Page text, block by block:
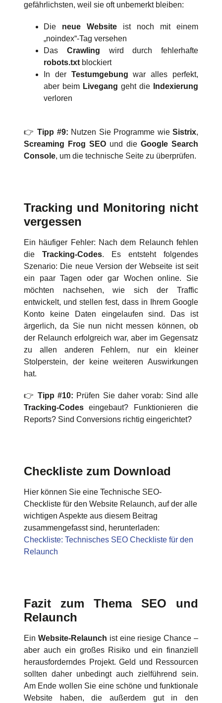
gefährlichsten, weil sie oft unbemerkt bleiben:
Die neue Website ist noch mit einem
„noindex“-Tag versehen
Das Crawling wird durch fehlerhafte
robots.txtblockiert
In der Testumgebung war alles perfekt,
aber beim Livegang geht die
Indexierung
verloren
👉 Tipp #9: Nutzen Sie Programme wie Sistrix,
Screaming Frog SEO und die Google Search
Console, um die technische Seite zu überprüfen.
Tracking und Monitoring nicht
vergessen
Ein häufiger Fehler: Nach dem Relaunch fehlen
die Tracking-Codes. Es entsteht folgendes
Szenario: Die neue Version der Webseite ist seit
ein paar Tagen oder gar Wochen online. Sie
möchten nachsehen, wie sich der Traffic
entwickelt, und stellen fest, dass in Ihrem Google
Konto keine Daten eingelaufen sind. Das ist
ärgerlich, da Sie nun nicht messen können, ob
der Relaunch erfolgreich war, aber im Gegensatz
zu allen anderen Fehlern, nur ein kleiner
Stolperstein, der keine weiteren Auswirkungen
hat.
👉Tipp #10: Prüfen Sie daher vorab: Sind alle
Tracking-Codes eingebaut? Funktionieren die
Reports? Sind Conversions richtig eingerichtet?
Checkliste zum Download
Hier können Sie eine Technische SEO-
Checkliste für den Website Relaunch, auf der alle
wichtigen Aspekte aus diesem Beitrag
zusammengefasst sind, herunterladen:
Checkliste: Technisches SEO Checkliste für den
Relaunch
Fazit zum Thema SEO und
Relaunch
Ein Website-Relaunch ist eine riesige Chance –
aber auch ein großes Risiko und ein finanziell
herausforderndes Projekt. Geld und Ressourcen
sollten daher unbedingt auch zielführend sein.
Am Ende wollen Sie eine schöne und funktionale
Website haben, die außerdem gut in den